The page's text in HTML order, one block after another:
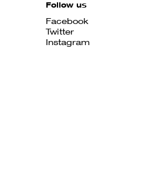
Follow us
Facebook
Twitter
Instagram